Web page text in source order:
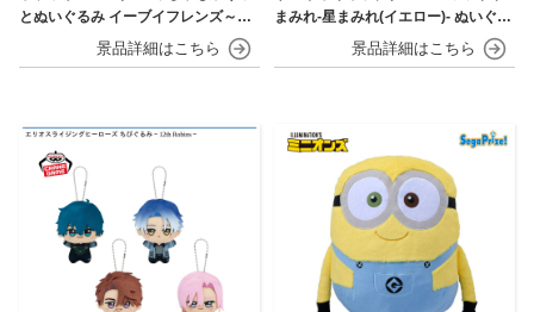
とぬいぐるみ イーブイフレンズ～イ
ーブイ～おひるねver.
まみれ-星まみれ(イエロー)- ぬいぐる